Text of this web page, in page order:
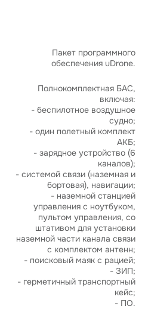
Пакет программного
обеспечения uDrone.
Полнокомплектная БАС,
включая:
- беспилотное воздушное
судно;
- один полетный комплект
АКБ;
- зарядное устройство (6
каналов);
- системой связи (наземная и
бортовая), навигации;
- наземной станцией
управления с ноутбуком,
пультом управления, со
штативом для установки
наземной части канала связи
с комплектом антенн;
- поисковый маяк с рацией;
- ЗИП;
- герметичный транспортный
кейс;
- ПО.